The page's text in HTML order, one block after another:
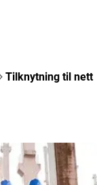
Tilknytning til nett